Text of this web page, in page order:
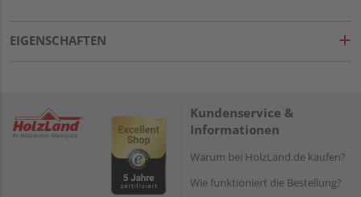
EIGENSCHAFTEN
Kundenservice &
Informationen
Warum bei HolzLand.de kaufen?
Wie funktioniert die Bestellung?